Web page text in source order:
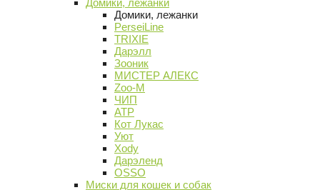
Домики, лежанки
Домики, лежанки
PerseiLine
TRIXIE
Дарэлл
Зооник
МИСТЕР АЛЕКС
Zoo-M
ЧИП
АТР
Кот Лукас
Уют
Xody
Дарэленд
OSSO
Миски для кошек и собак